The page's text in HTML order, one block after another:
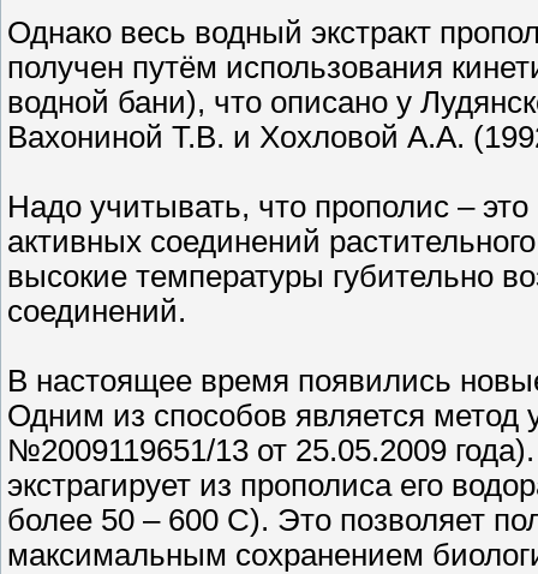
Однако весь водный экстракт
получен путём использования
водной бани), что описано у
Вахониной Т.В. и Хохловой А.А.
Надо учитывать, что прополис –
активных соединений
высокие температуры губительно
соединений.
В настоящее время появились
Одним из способов является метод
№2009119651/13 от 25.05.2009
экстрагирует из прополиса его
более 50 – 600 С). Это позволяет
максимальным сохранением